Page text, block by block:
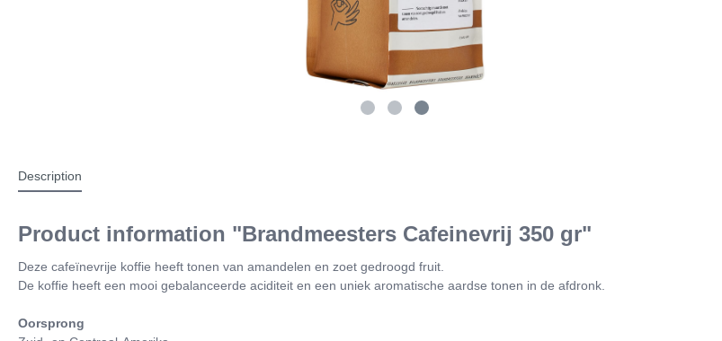
Description
Product information "Brandmeesters Cafeinevrij 350 gr"
Deze cafeïnevrije koffie heeft tonen van amandelen en zoet gedroogd fruit.
De koffie heeft een mooi gebalanceerde aciditeit en een uniek aromatische aardse tonen in de afdronk.
Oorsprong